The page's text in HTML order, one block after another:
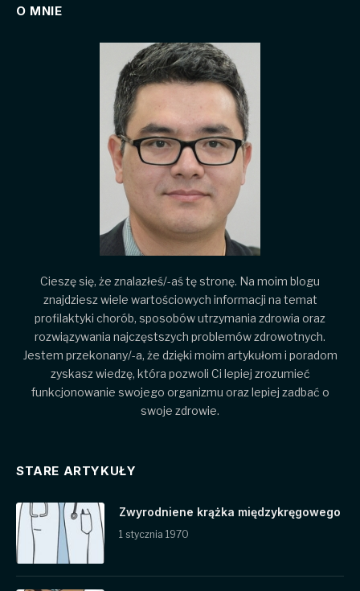
O MNIE
Cieszę się, że znalazłeś/-aś tę stronę. Na moim blogu
znajdziesz wiele wartościowych informacji na temat
profilaktyki chorób, sposobów utrzymania zdrowia oraz
rozwiązywania najczęstszych problemów zdrowotnych.
Jestem przekonany/-a, że dzięki moim artykułom i poradom
zyskasz wiedzę, która pozwoli Ci lepiej zrozumieć
funkcjonowanie swojego organizmu oraz lepiej zadbać o
swoje zdrowie.
STARE ARTYKUŁY
Zwyrodniene krążka międzykręgowego
1 stycznia 1970